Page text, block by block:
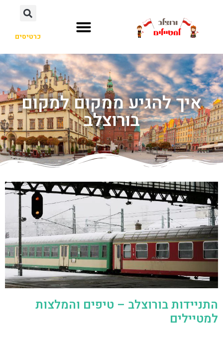
כרטיסים
איך להגיע ממקום למקום
בורוצלב
התניידות בורוצלב – טיפים והמלצות
למטיילים